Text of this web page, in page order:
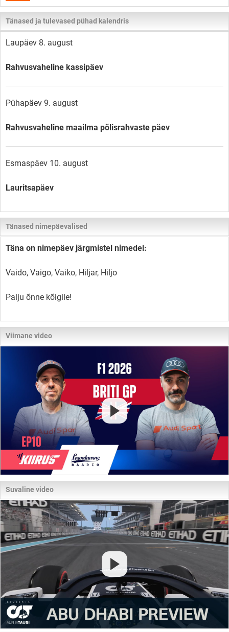
Tänased ja tulevased pühad kalendris
Laupäev 8. august
Rahvusvaheline kassipäev
Pühapäev 9. august
Rahvusvaheline maailma põlisrahvaste päev
Esmaspäev 10. august
Lauritsapäev
Tänased nimepäevalised
Täna on nimepäev järgmistel nimedel:
Vaido, Vaigo, Vaiko, Hiljar, Hiljo
Palju õnne kõigile!
Viimane video
Suvaline video